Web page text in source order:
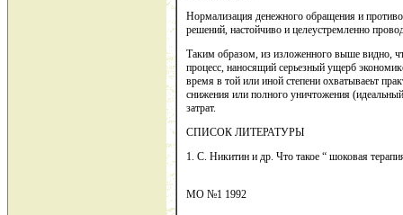
Нормализация денежного обращения и
решений, настойчиво и целеустремленно
Таким образом, из изложенного выше видно,
процесс, наносящий серьезный ущерб
время в той или иной степени охватываеьт
снижения или полного уничтожения
затрат.
СПИСОК ЛИТЕРАТУРЫ
1. С. Никитин и др. Что такое “ шоковая
МО №1 1992